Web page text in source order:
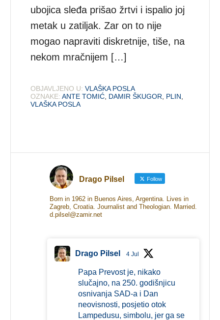
ubojica sleđa prišao žrtvi i ispalio joj
metak u zatiljak. Zar on to nije
mogao napraviti diskretnije, tiše, na
nekom mračnijem […]
OBJAVLJENO U: VLAŠKA POSLA
OZNAKE: ANTE TOMIĆ DAMIR ŠKUGOR PLIN
VLAŠKA POSLA
Drago Pilsel Follow
Born in 1962 in Buenos Aires, Argentina. Lives in
Zagreb, Croatia. Journalist and Theologian. Married.
d.pilsel@zamir.net
Drago Pilsel 4 Jul
Papa Prevost je, nikako
slučajno, na 250. godišnjicu
osnivanja SAD-a i Dan
neovisnosti, posjetio otok
Lampedusu, simbolu, jer ga se